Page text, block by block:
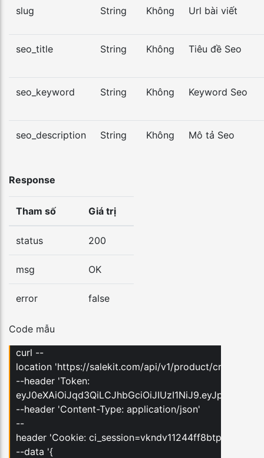
slug String Không Url bài viết
seo_title String Không Tiêu đề Seo
seo_keyword String Không Keyword Seo
seo_description String Không Mô tả Seo
Response
Tham số Giá trị
status 200
msg OK
error false
Code mẫu
curl --
location 'https://salekit.com/api/v1/product/create'
--header 'Token:
--header 'Content-Type: application/json'
--
header 'Cookie:
--data '{